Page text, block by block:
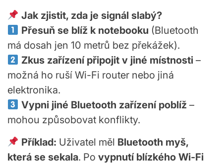
Jak zjistit, zda je signál slabý?
Přesuň se blíž k notebooku (Bluetooth
má dosah jen 10 metrů bez překážek).
Zkus zařízení připojit v jiné místnosti–
možná ho ruší Wi-Fi router nebo jiná
elektronika.
Vypni jiné Bluetooth zařízení poblíž –
mohou způsobovat konflikty.
Příklad: Uživatel měl Bluetooth myš,
která se sekala. Po vypnutí blízkého Wi-Fi